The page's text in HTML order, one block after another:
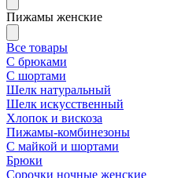
Пижамы женские
Все товары
С брюками
С шортами
Шелк натуральный
Шелк искусственный
Хлопок и вискоза
Пижамы-комбинезоны
С майкой и шортами
Брюки
Сорочки ночные женские